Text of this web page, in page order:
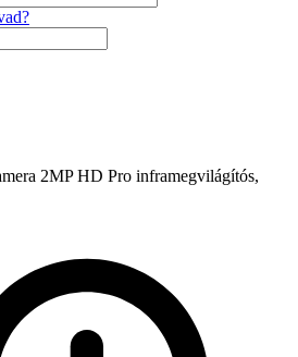
2MP HD Pro inframegvilágítós,